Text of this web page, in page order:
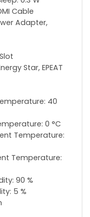
Cable
Adapter,
Star, EPEAT
40
0 °C
Temperature:
Temperature:
90 %
5 %